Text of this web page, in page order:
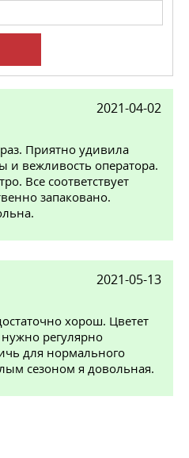
2021-04-02
Приятно удивила
и вежливость оператора.
Все соответствует
запаковано.
2021-05-13
хорош. Цветет
регулярно
для нормального
сезоном я довольная.